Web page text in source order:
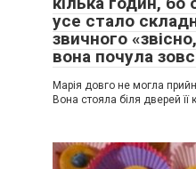
усе стало
звичного
вона почула
Марія довго не могла
Вона стояла біля дверей її